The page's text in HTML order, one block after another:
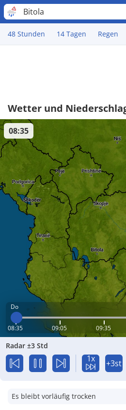
Bitola
48 Stunden 14 Tagen Regen
Wetter und
Do
08:35 09:05 09:35
08:35
Radar ±3 Std
1x +3st
Es bleibt vorläufig trocken